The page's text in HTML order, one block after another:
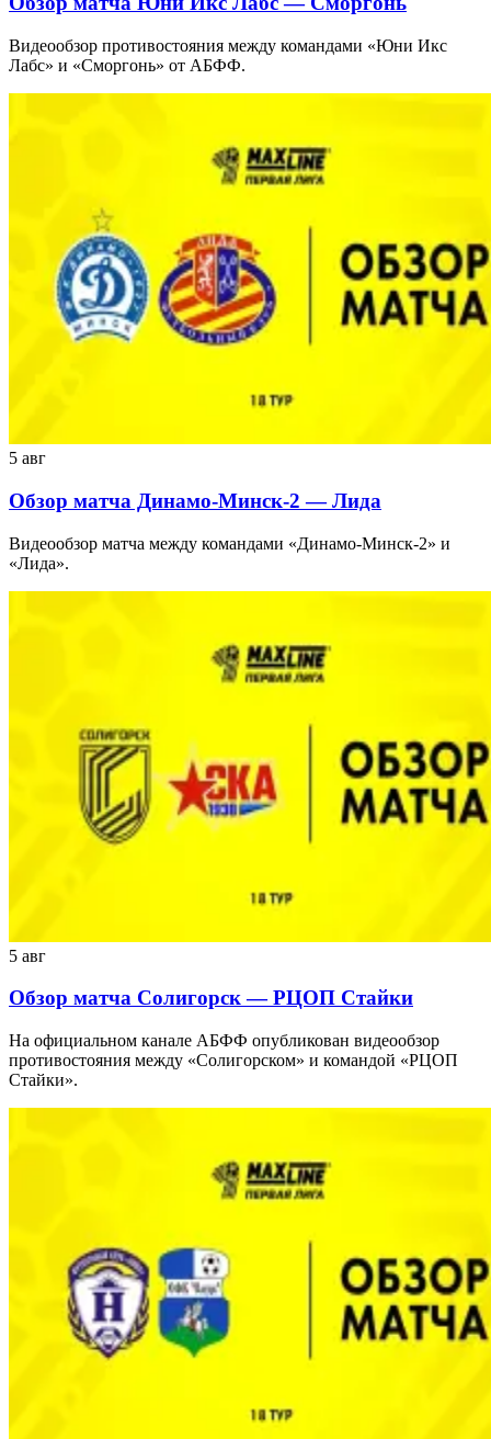
Видеообзор противостояния между командами «Юни Икс
Лабс» и «Сморгонь» от АБФФ.
5 авг
Обзор матча Динамо-Минск-2 — Лида
Видеообзор матча между командами «Динамо-Минск-2» и
«Лида».
5 авг
Обзор матча Солигорск — РЦОП Стайки
На официальном канале АБФФ опубликован видеообзор
противостояния между «Солигорском» и командой «РЦОП
Стайки».